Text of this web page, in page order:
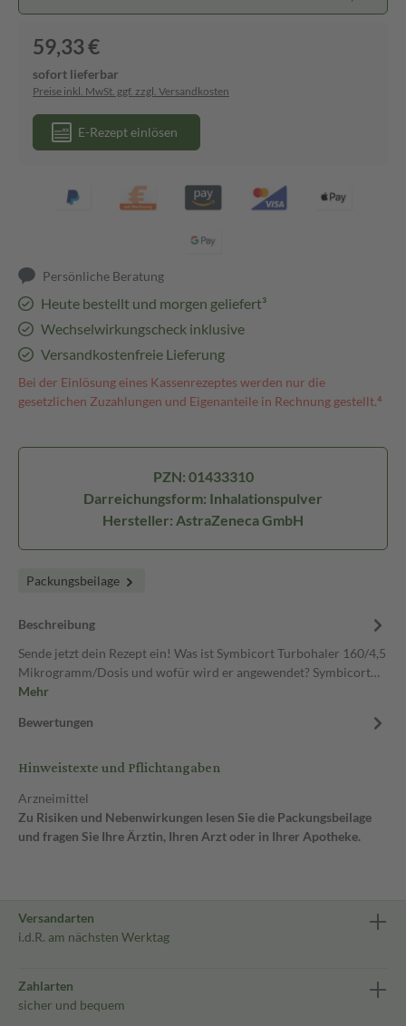
59,33 €
sofort lieferbar
Preise inkl. MwSt. ggf. zzgl. Versandkosten
E-Rezept einlösen
Persönliche Beratung
Heute bestellt und morgen geliefert³
Wechselwirkungscheck inklusive
Versandkostenfreie Lieferung
Bei der Einlösung eines Kassenrezeptes werden nur die
gesetzlichen Zuzahlungen und Eigenanteile in Rechnung gestellt.⁴
PZN: 01433310
Darreichungsform: Inhalationspulver
Hersteller: AstraZeneca GmbH
Packungsbeilage
Beschreibung
Sende jetzt dein Rezept ein! Was ist Symbicort Turbohaler 160/4,5
Mikrogramm/Dosis und wofür wird er angewendet? Symbicort…
Mehr
Bewertungen
Hinweistexte und Pflichtangaben
Arzneimittel
Zu Risiken und Nebenwirkungen lesen Sie die Packungsbeilage
und fragen Sie Ihre Ärztin, Ihren Arzt oder in Ihrer Apotheke.
Versandarten
i.d.R. am nächsten Werktag
Zahlarten
sicher und bequem